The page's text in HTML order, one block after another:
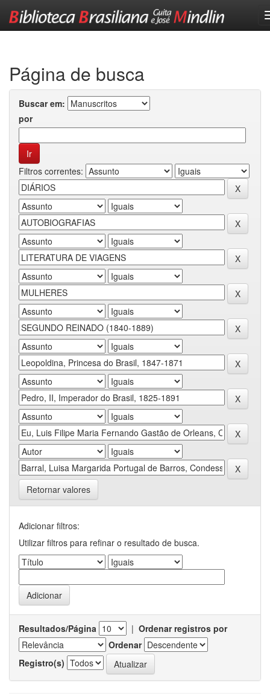
Página de busca
Buscar em:
por
Filtros correntes:
Retornar valores
Adicionar filtros:
Utilizar filtros para refinar o resultado de busca.
Resultados/Página | Ordenar registros por
Ordenar
Registro(s)